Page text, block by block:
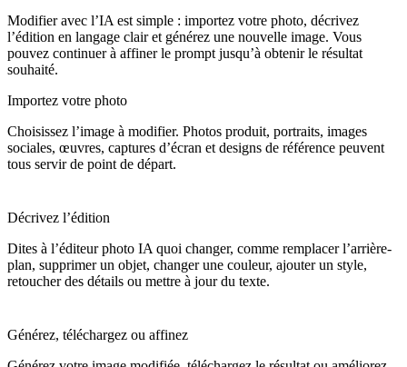
Modifier avec l’IA est simple : importez votre photo, décrivez
l’édition en langage clair et générez une nouvelle image. Vous
pouvez continuer à affiner le prompt jusqu’à obtenir le résultat
souhaité.
Importez votre photo
Choisissez l’image à modifier. Photos produit, portraits, images
sociales, œuvres, captures d’écran et designs de référence peuvent
tous servir de point de départ.
Décrivez l’édition
Dites à l’éditeur photo IA quoi changer, comme remplacer l’arrière-
plan, supprimer un objet, changer une couleur, ajouter un style,
retoucher des détails ou mettre à jour du texte.
Générez, téléchargez ou affinez